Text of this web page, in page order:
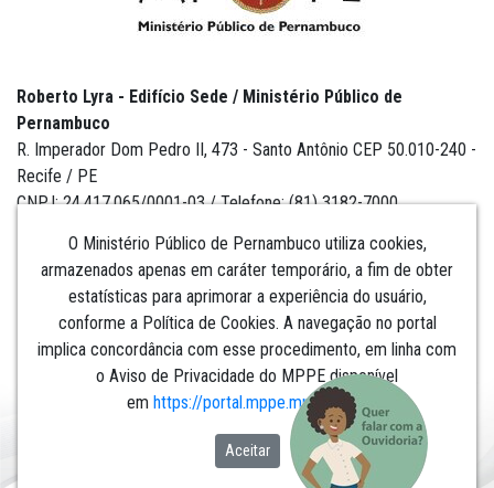
O Ministério Público de Pernambuco utiliza cookies,
armazenados apenas em caráter temporário, a fim de obter
estatísticas para aprimorar a experiência do usuário,
conforme a Política de Cookies. A navegação no portal
implica concordância com esse procedimento, em linha com
o Aviso de Privacidade do MPPE disponível
em https://portal.mppe.mp.br/lgpd.​​​​​​​
Aceitar
Roberto Lyra - Edifício Sede / Ministério Público de
Pernambuco
R. Imperador Dom Pedro II, 473 - Santo Antônio CEP 50.010-240 -
Recife / PE
CNPJ: 24.417.065/0001-03 / Telefone: (81) 3182-7000
Institucional
Comunicação